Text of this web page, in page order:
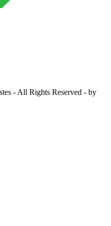
- All Rights Reserved - by